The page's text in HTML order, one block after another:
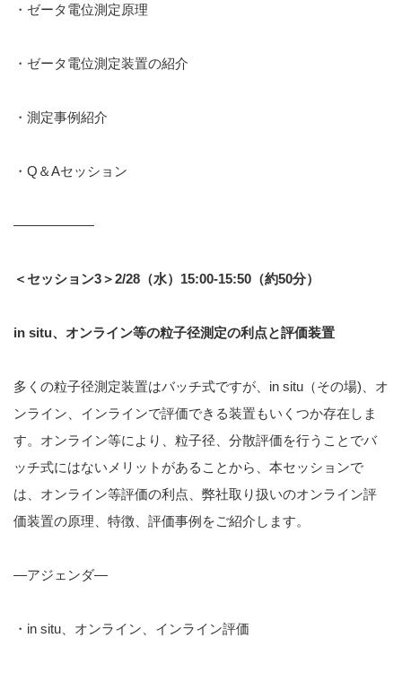
・ゼータ電位測定原理
・ゼータ電位測定装置の紹介
・測定事例紹介
・Q＆Aセッション
——————
＜セッション3＞2/28（水）15:00-15:50（約50分）
in situ、オンライン等の粒子径測定の利点と評価装置
多くの粒子径測定装置はバッチ式ですが、in situ（その場)、オ
ンライン、インラインで評価できる装置もいくつか存在しま
す。オンライン等により、粒子径、分散評価を行うことでバ
ッチ式にはないメリットがあることから、本セッションで
は、オンライン等評価の利点、弊社取り扱いのオンライン評
価装置の原理、特徴、評価事例をご紹介します。
—アジェンダ—
・in situ、オンライン、インライン評価